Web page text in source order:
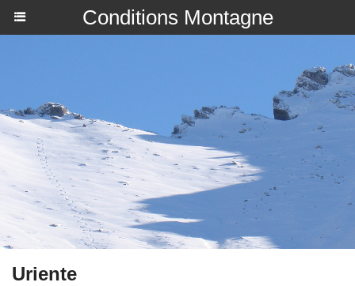
Conditions Montagne
Uriente